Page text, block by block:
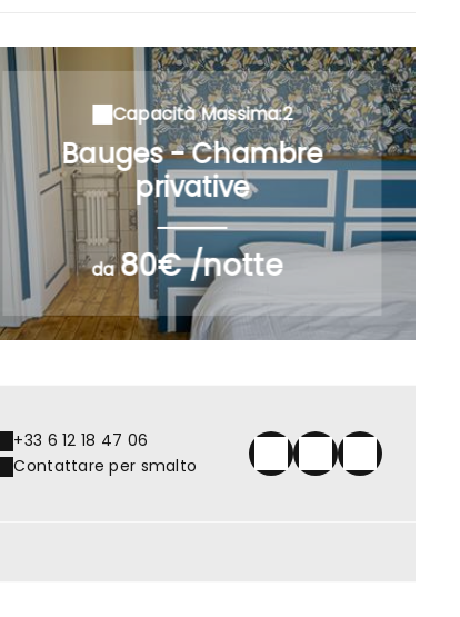
Capacità Massima:2
Bauges - Chambre
privative
da80€ /notte
+33 6 12 18 47 06
Contattare per smalto